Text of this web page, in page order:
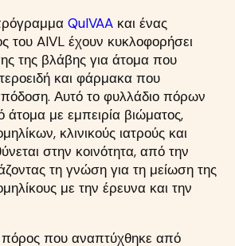
QuIVAA και ένας
του AIVL έχουν κυκλοφορήσει
της βλάβης για άτομα που
και φάρμακα που
Αυτό το φυλλάδιο πόρων
με εμπειρία βιώματος,
κλινικούς ιατρούς και
στην κοινότητα, από την
τη γνώση για τη μείωση της
με την έρευνα και την
που αναπτύχθηκε από